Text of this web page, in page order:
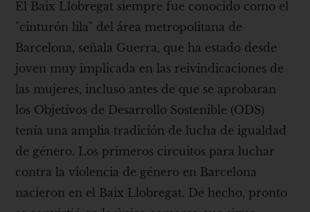
El Baix Llobregat siempre fue conocido como el
"cinturón lila" del área metropolitana de
Barcelona, ​​señala Guerra, que ha estado desde
joven muy implicada en las reivindicaciones de
las mujeres, incluso antes de que se aprobaran
los Objetivos de Desarrollo Sostenible (ODS)
tenía una amplia tradición de lucha de igualdad
de género. Los primeros circuitos para luchar
contra la violencia de género en Barcelona
nacieron en el Baix Llobregat. De hecho, pronto